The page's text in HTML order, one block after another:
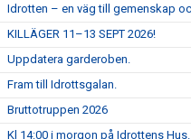
Idrotten – en väg till gemenskap
KILLÄGER 11–13 SEPT 2026!
Uppdatera garderoben.
Fram till Idrottsgalan.
Bruttotruppen 2026
Kl 14:00 i morgon på Idrottens Hus.